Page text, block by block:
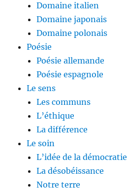
Domaine italien
Domaine japonais
Domaine polonais
Poésie
Poésie allemande
Poésie espagnole
Le sens
Les communs
L’éthique
La différence
Le soin
L’idée de la démocratie
La désobéissance
Notre terre